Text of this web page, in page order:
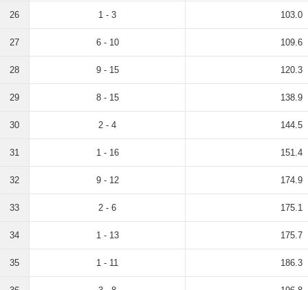
26 1 - 3 103.0
27 6 - 10 109.6
28 9 - 15 120.3
29 8 - 15 138.9
30 2 - 4 144.5
31 1 - 16 151.4
32 9 - 12 174.9
33 2 - 6 175.1
34 1 - 13 175.7
35 1 - 11 186.3